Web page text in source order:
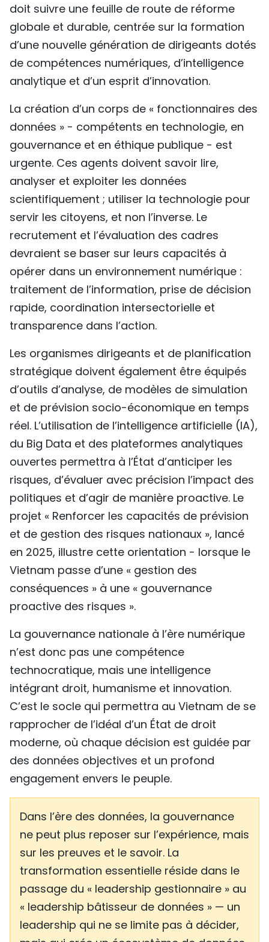
doit suivre une feuille de route de réforme
globale et durable, centrée sur la formation
d’une nouvelle génération de dirigeants dotés
de compétences numériques, d’intelligence
analytique et d’un esprit d’innovation.
La création d’un corps de « fonctionnaires des
données » - compétents en technologie, en
gouvernance et en éthique publique - est
urgente. Ces agents doivent savoir lire,
analyser et exploiter les données
scientifiquement ; utiliser la technologie pour
servir les citoyens, et non l’inverse. Le
recrutement et l’évaluation des cadres
devraient se baser sur leurs capacités à
opérer dans un environnement numérique :
traitement de l’information, prise de décision
rapide, coordination intersectorielle et
transparence dans l’action.
Les organismes dirigeants et de planification
stratégique doivent également être équipés
d’outils d’analyse, de modèles de simulation
et de prévision socio-économique en temps
réel. L’utilisation de l’intelligence artificielle (IA),
du Big Data et des plateformes analytiques
ouvertes permettra à l’État d’anticiper les
risques, d’évaluer avec précision l’impact des
politiques et d’agir de manière proactive. Le
projet « Renforcer les capacités de prévision
et de gestion des risques nationaux », lancé
en 2025, illustre cette orientation - lorsque le
Vietnam passe d’une « gestion des
conséquences » à une « gouvernance
proactive des risques ».
La gouvernance nationale à l’ère numérique
n’est donc pas une compétence
technocratique, mais une intelligence
intégrant droit, humanisme et innovation.
C’est le socle qui permettra au Vietnam de se
rapprocher de l’idéal d’un État de droit
moderne, où chaque décision est guidée par
des données objectives et un profond
engagement envers le peuple.
Dans l’ère des données, la gouvernance
ne peut plus reposer sur l’expérience, mais
sur les preuves et le savoir. La
transformation essentielle réside dans le
passage du « leadership gestionnaire » au
« leadership bâtisseur de données » — un
leadership qui ne se limite pas à décider,